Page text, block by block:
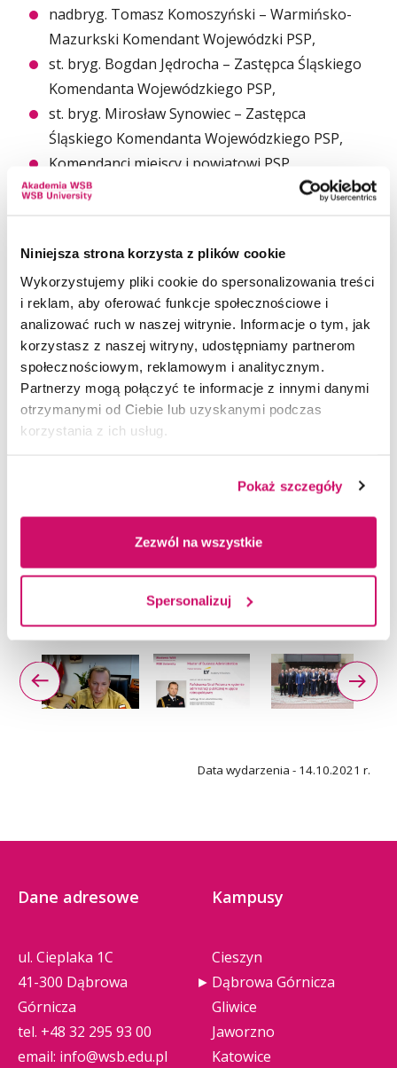
Niniejsza strona korzysta z plików cookie
Wykorzystujemy pliki cookie do spersonalizowania treści
i reklam, aby oferować funkcje społecznościowe i
analizować ruch w naszej witrynie. Informacje o tym, jak
korzystasz z naszej witryny, udostępniamy partnerom
społecznościowym, reklamowym i analitycznym.
Partnerzy mogą połączyć te informacje z innymi danymi
otrzymanymi od Ciebie lub uzyskanymi podczas
korzystania z ich usług.
Pokaż szczegóły
Zezwól na wszystkie
Spersonalizuj
nadbryg. Tomasz Komoszyński – Warmińsko-
Mazurkski Komendant Wojewódzki PSP,
st. bryg. Bogdan Jędrocha – Zastępca Śląskiego
Komendanta Wojewódzkiego PSP,
st. bryg. Mirosław Synowiec – Zastępca
Śląskiego Komendanta Wojewódzkiego PSP,
Komendanci miejscy i powiatowi PSP
z Województwa Śląskiego,
i Współpracy z Otoczeniem,
dr Sabina Ratajczak, Prorektor ds. Rozwoju
Akademii WSB.
Uroczysta Inauguracja odbyła się w sali Audytorium
Maximum – wydarzenie miało charakter hybrydowy.
Data wydarzenia - 14.10.2021 r.
Dane adresowe
ul. Cieplaka 1C
41-300 Dąbrowa
Górnicza
tel. +48 32 295 93 00
email: info@wsb.edu.pl
Kampusy
Cieszyn
Dąbrowa Górnicza
Gliwice
Jaworzno
Katowice